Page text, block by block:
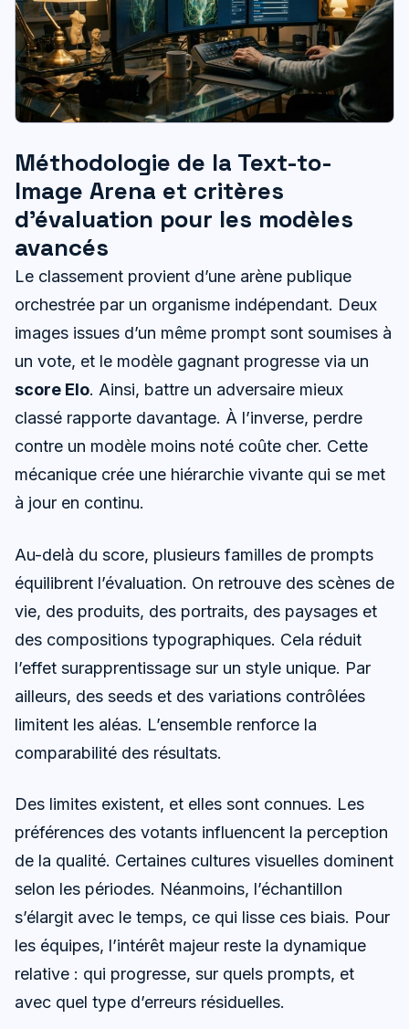
Méthodologie de la Text-to-
Image Arena et critères
d’évaluation pour les modèles
avancés
Le classement provient d’une arène publique
orchestrée par un organisme indépendant. Deux
images issues d’un même prompt sont soumises à
un vote, et le modèle gagnant progresse via un
score Elo. Ainsi, battre un adversaire mieux
classé rapporte davantage. À l’inverse, perdre
contre un modèle moins noté coûte cher. Cette
mécanique crée une hiérarchie vivante qui se met
à jour en continu.
Au-delà du score, plusieurs familles de prompts
équilibrent l’évaluation. On retrouve des scènes de
vie, des produits, des portraits, des paysages et
des compositions typographiques. Cela réduit
l’effet surapprentissage sur un style unique. Par
ailleurs, des seeds et des variations contrôlées
limitent les aléas. L’ensemble renforce la
comparabilité des résultats.
Des limites existent, et elles sont connues. Les
préférences des votants influencent la perception
de la qualité. Certaines cultures visuelles dominent
selon les périodes. Néanmoins, l’échantillon
s’élargit avec le temps, ce qui lisse ces biais. Pour
les équipes, l’intérêt majeur reste la dynamique
relative : qui progresse, sur quels prompts, et
avec quel type d’erreurs résiduelles.